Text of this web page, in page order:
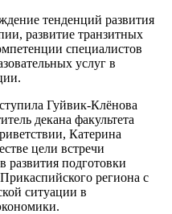
тенденций развития
развитие транзитных
специалистов
услуг в
Гуйвик-Клёнова
декана факультета
Катерина
цели встречи
развития подготовки
региона с
ситуации в